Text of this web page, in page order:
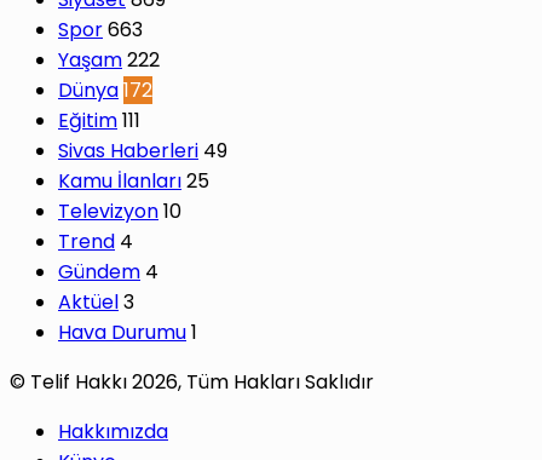
Spor663
Yaşam222
Dünya172
Eğitim111
Sivas Haberleri 49
Kamu İlanları25
Televizyon10
Trend 4
Gündem 4
Aktüel3
Hava Durumu1
© Telif Hakkı 2026, Tüm Hakları Saklıdır
Hakkımızda